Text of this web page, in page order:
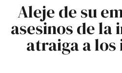
Aleje de su
asesinos de la
atraiga a